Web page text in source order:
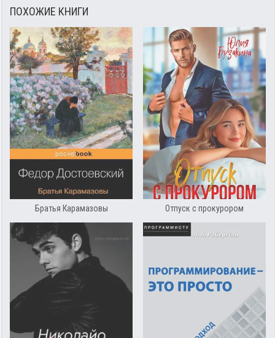
ПОХОЖИЕ КНИГИ
Братья Карамазовы Отпуск с прокурором